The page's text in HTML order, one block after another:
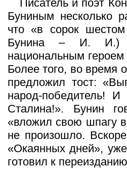
Писатель и поэт
Буниным несколько
что «в сорок
Бунина – И. И.)
национальным
Более того, во время
предложил тост:
народ-победитель!
Сталина!». Бунин
«вложил свою шпагу
не произошло.
«Окаянных дней»,
готовил к